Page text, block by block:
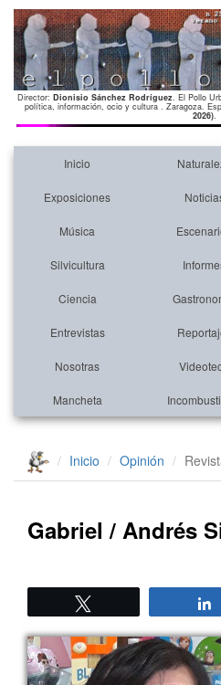
Director: Dionisio Sánchez Rodríguez. El Pollo
política, información, ocio y cultura . Zaragoza.
2026).
Inicio
Exposiciones
Música
Silvicultura
Ciencia
Entrevistas
Nosotras
Mancheta
Inicio Opinión
Gabriel / Andrés